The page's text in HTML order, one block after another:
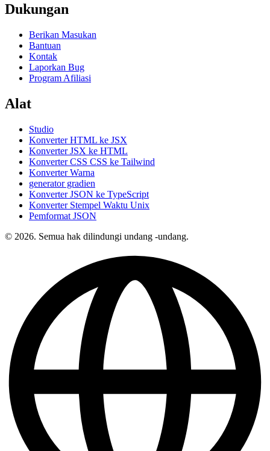
Dukungan
Berikan Masukan
Bantuan
Kontak
Laporkan Bug
Program Afiliasi
Alat
Studio
Konverter HTML ke JSX
Konverter JSX ke HTML
Konverter CSS CSS ke Tailwind
Konverter Warna
generator gradien
Konverter JSON ke TypeScript
Konverter Stempel Waktu Unix
Pemformat JSON
© 2026. Semua hak dilindungi undang -undang.